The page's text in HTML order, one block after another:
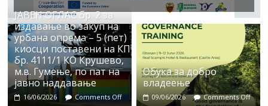
ЈАВЕН ОГЛАС бр. 2 за
издавање во закуп на
урбана опрема – 5 (пет)
киосци поставени на КП
бр. 4111/1 КО Крушево,
м.в. Гумење, по пат на
јавно наддавање
16/06/2026 Comments Off
Обука за добро
владеење
09/06/2026 Comments Off